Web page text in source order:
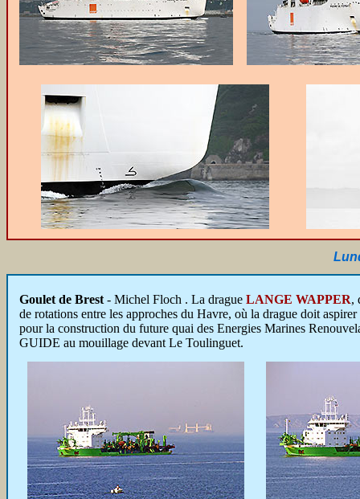
Goulet de Brest - Michel Floch . La drague LANGE WAPPER,
de rotations entre les approches du Havre, où la drague doit
pour la construction du future quai des Energies Marines
GUIDE au mouillage devant Le Toulinguet.